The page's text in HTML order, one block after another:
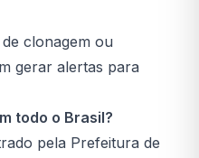
clonagem ou
gerar alertas para
todo o Brasil?
pela Prefeitura de